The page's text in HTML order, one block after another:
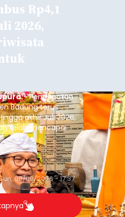
Rp4,1
2026,
- Pendapatan
Badung terus
akhir Juli 2026,
telah mencapai
Rp730 miliar
dibandingkan
yang berkisar
miliar per bulan.
08/09/2026 - 17:37